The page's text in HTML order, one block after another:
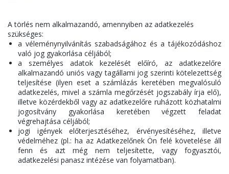
A törlés nem alkalmazandó, amennyiben az adatkezelés
szükséges:
a véleménynyilvánítás szabadságához és a tájékozódáshoz
való jog gyakorlása céljából;
a személyes adatok kezelését előíró, az adatkezelőre
alkalmazandó uniós vagy tagállami jog szerinti kötelezettség
teljesítése (ilyen eset a számlázás keretében megvalósuló
adatkezelés, mivel a számla megőrzését jogszabály írja elő),
illetve közérdekből vagy az adatkezelőre ruházott közhatalmi
jogosítvány gyakorlása keretében végzett feladat
végrehajtása céljából;
jogi igények előterjesztéséhez, érvényesítéséhez, illetve
védelméhez (pl.: ha az Adatkezelőnek Ön felé követelése áll
fenn és azt még nem teljesítette, vagy fogyasztói,
adatkezelési panasz intézése van folyamatban).